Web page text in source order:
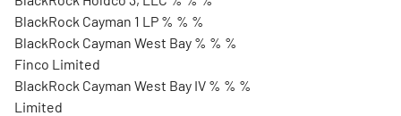
BlackRock Cayman 1 LP % % %
BlackRock Cayman West Bay % % %
Finco Limited
BlackRock Cayman West Bay IV % % %
Limited